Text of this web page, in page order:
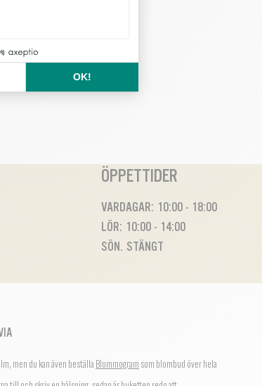
ÖPPETTIDER
VARDAGAR: 10:00 - 18:00
LÖR: 10:00 - 14:00
SÖN. STÄNGT
men du kan även beställa Blommogram som blombud över hela